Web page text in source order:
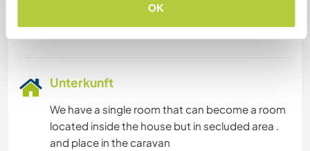
OK
Bitte wende dich direkt an ihn, um weitere
Auskünfte zu erhalten.
Unterkunft
We have a single room that can become a room
located inside the house but in secluded area .
and place in the caravan